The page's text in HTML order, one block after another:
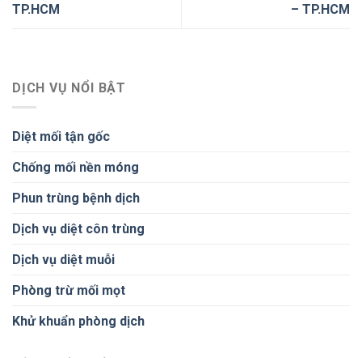
TP.HCM
– TP.HCM
DỊCH VỤ NỔI BẬT
Diệt mối tận gốc
Chống mối nền móng
Phun trùng bệnh dịch
Dịch vụ diệt côn trùng
Dịch vụ diệt muỗi
Phòng trừ mối mọt
Khử khuẩn phòng dịch